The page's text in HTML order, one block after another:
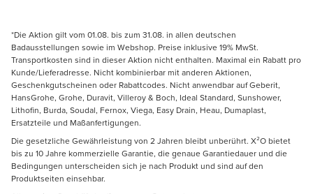
*Die Aktion gilt vom 01.08. bis zum 31.08. in allen deutschen
Badausstellungen sowie im Webshop. Preise inklusive 19% MwSt.
Transportkosten sind in dieser Aktion nicht enthalten. Maximal ein Rabatt pro
Kunde/Lieferadresse. Nicht kombinierbar mit anderen Aktionen,
Geschenkgutscheinen oder Rabattcodes. Nicht anwendbar auf Geberit,
HansGrohe, Grohe, Duravit, Villeroy & Boch, Ideal Standard, Sunshower,
Lithofin, Burda, Soudal, Fernox, Viega, Easy Drain, Heau, Dumaplast,
Ersatzteile und Maßanfertigungen.
Die gesetzliche Gewährleistung von 2 Jahren bleibt unberührt. X²O bietet
bis zu 10 Jahre kommerzielle Garantie, die genaue Garantiedauer und die
Bedingungen unterscheiden sich je nach Produkt und sind auf den
Produktseiten einsehbar.